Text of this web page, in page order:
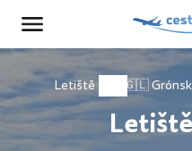
Letiště 🇬🇱